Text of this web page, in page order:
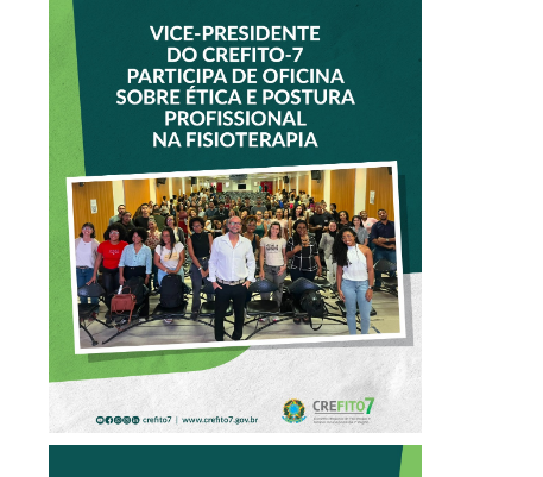
VICE-PRESIDENTE
DO CREFITO-7
PARTICIPA DE
OFICINA SOBRE
ÉTICA E POSTURA
PROFISSIONAL NA
FISIOTERAPIA